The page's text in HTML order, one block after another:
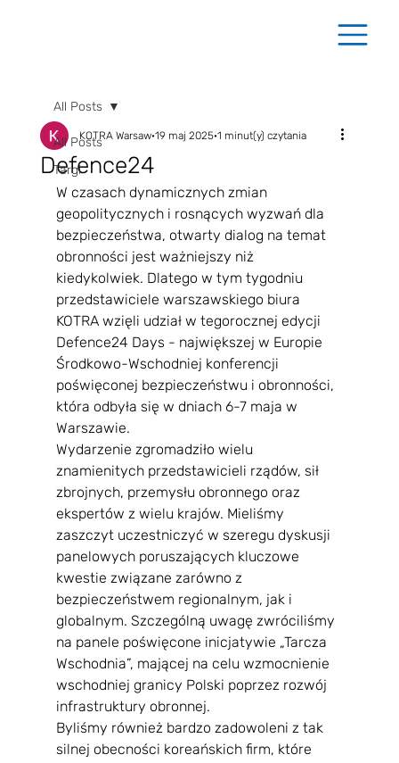
All Posts
Targi
All Posts
Defence24
KOTRA Warsaw 19 maj 2025 1 minut(y) czytania
W czasach dynamicznych zmian
geopolitycznych i rosnących wyzwań dla
bezpieczeństwa, otwarty dialog na temat
obronności jest ważniejszy niż
kiedykolwiek. Dlatego w tym tygodniu
przedstawiciele warszawskiego biura
KOTRA wzięli udział w tegorocznej edycji
Defence24 Days - największej w Europie
Środkowo-Wschodniej konferencji
poświęconej bezpieczeństwu i obronności,
która odbyła się w dniach 6-7 maja w
Warszawie.
Wydarzenie zgromadziło wielu
znamienitych przedstawicieli rządów, sił
zbrojnych, przemysłu obronnego oraz
ekspertów z wielu krajów. Mieliśmy
zaszczyt uczestniczyć w szeregu dyskusji
panelowych poruszających kluczowe
kwestie związane zarówno z
bezpieczeństwem regionalnym, jak i
globalnym. Szczególną uwagę zwróciliśmy
na panele poświęcone inicjatywie „Tarcza
Wschodnia”, mającej na celu wzmocnienie
wschodniej granicy Polski poprzez rozwój
infrastruktury obronnej.
Byliśmy również bardzo zadowoleni z tak
silnej obecności koreańskich firm, które